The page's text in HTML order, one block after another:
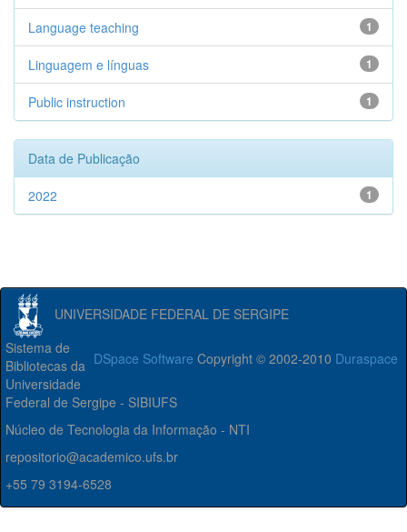
1
Language teaching
1
Linguagem e línguas
1
Public instruction
Data de Publicação
1
2022
UNIVERSIDADE FEDERAL DE SERGIPE
DSpace Software Copyright © 2002-2010 Duraspace
Sistema de
Bibliotecas da
Universidade
Federal de Sergipe - SIBIUFS
Núcleo de Tecnologia da Informação - NTI
repositorio@academico.ufs.br
+55 79 3194-6528